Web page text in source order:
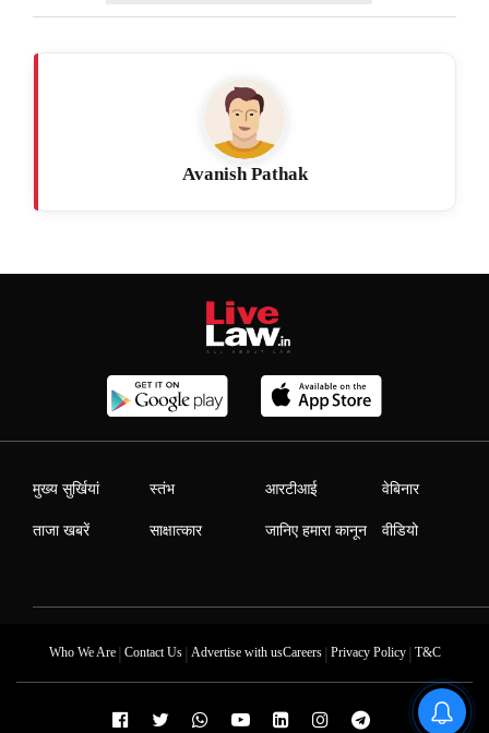
Avanish Pathak
मुख्य सुर्खियां
ताजा खबरें
स्तंभ
साक्षात्कार
आरटीआई
जानिए हमारा कानून
वेबिनार
वीडियो
Who We Are| Contact Us| Advertise with usCareers| Privacy Policy| T&C